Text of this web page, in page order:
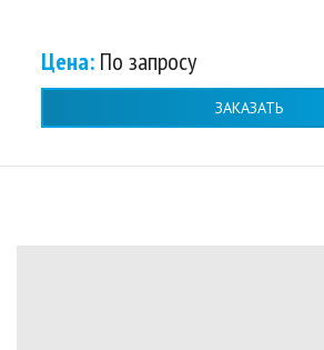
Цена: По запросу
ЗАКАЗАТЬ